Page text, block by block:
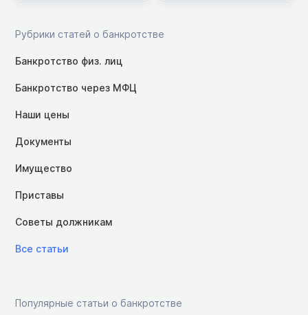
Рубрики статей о банкротстве
Банкротство физ. лиц
Банкротство через МФЦ
Наши цены
Документы
Имущество
Приставы
Советы должникам
Все статьи
Популярные статьи о банкротстве